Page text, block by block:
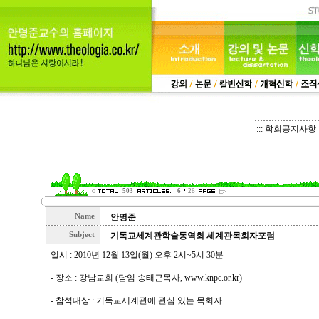
::: 학회공지사항
503 6 26
Name 안명준
Subject
기독교세계관학술동역회 세계관목회자포럼
일시 : 2010년 12월 13일(월) 오후 2시~5시 30분
- 장소 : 강남교회 (담임 송태근목사, www.knpc.or.kr)
- 참석대상 : 기독교세계관에 관심 있는 목회자